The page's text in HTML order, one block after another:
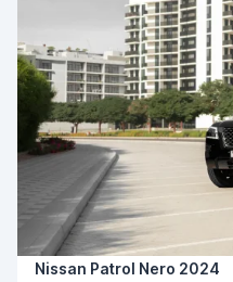
Nissan Patrol Nero 2024